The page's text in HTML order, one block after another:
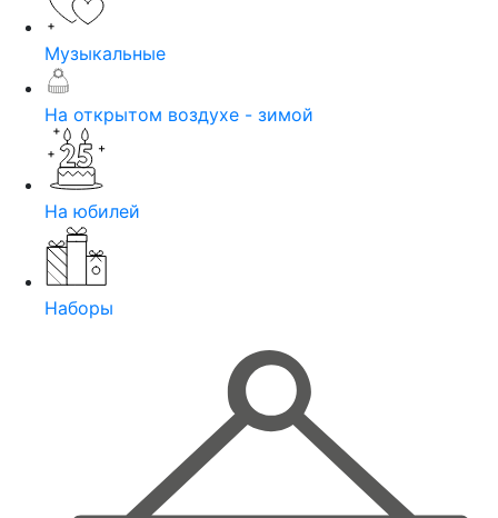
Музыкальные
На открытом воздухе - зимой
На юбилей
Наборы